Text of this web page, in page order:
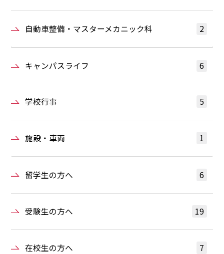
自動車整備・マスターメカニック科 2
キャンパスライフ 6
学校行事 5
施設・車両 1
留学生の方へ 6
受験生の方へ 19
在校生の方へ 7